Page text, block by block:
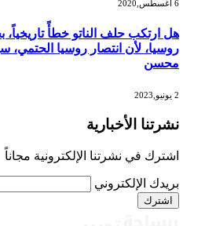
هل ارتكب حلف الناتو خطأً تاريخياً،
روسيا، لأن انتصار روسيا الحتمي،
محسن
نشرتنا الأخبارية
اشترك في نشرتنا الإلكترونية مجاناً
بريدك الإلكتروني